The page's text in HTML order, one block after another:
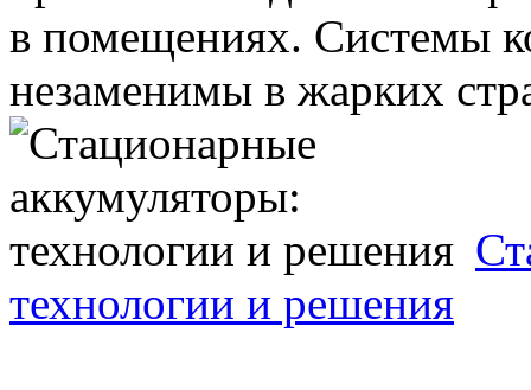
в помещениях. Системы
незаменимы в жарких
технологии и решения